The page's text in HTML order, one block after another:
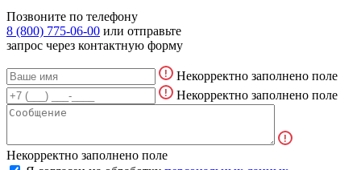
Позвоните по телефону
8 (800) 775-06-00 или отправьте
запрос через контактную форму
Некорректно заполнено поле
Некорректно заполнено поле
Некорректно заполнено поле